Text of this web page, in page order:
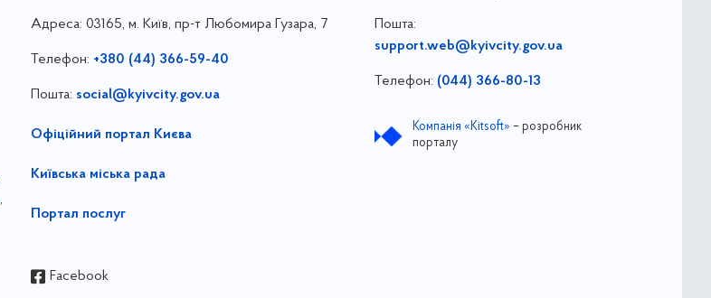
,
Адреса: 03165, м. Київ, пр-т Любомира Гузара, 7
Телефон: +380 (44) 366-59-40
Пошта: social@kyivcity.gov.ua
Офіційний портал Києва
Київська міська рада
Портал послуг
Пошта:
support.web@kyivcity.gov.ua
Телефон: (044) 366-80-13
Компанія «Kitsoft» – розробник
порталу
Facebook